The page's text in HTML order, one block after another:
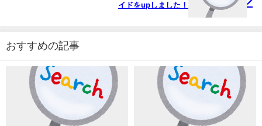
イドをupしました！
おすすめの記事